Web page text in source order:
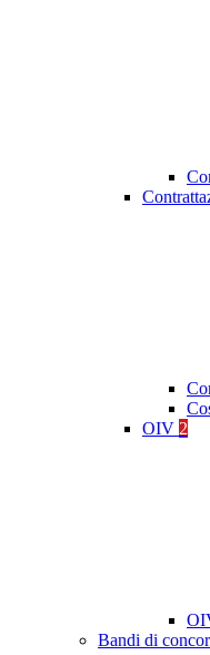
OIV 2
Bandi di